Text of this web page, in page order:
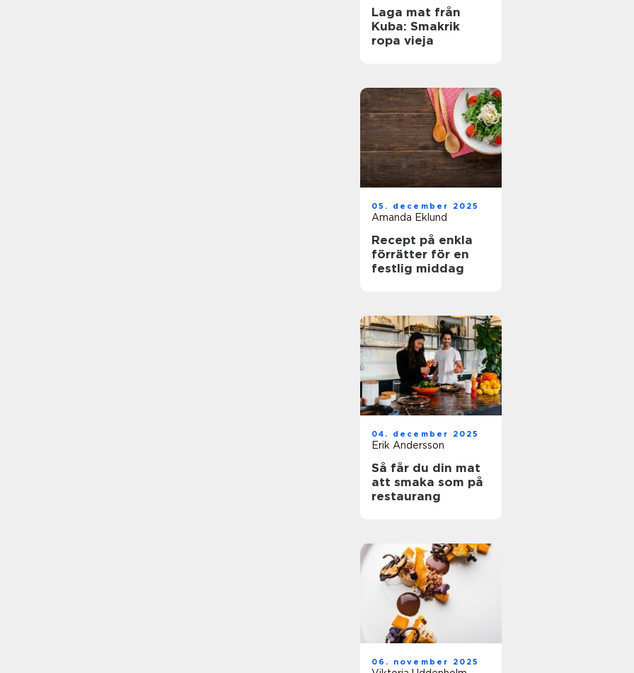
Laga mat från
Kuba: Smakrik
ropa vieja
05. december 2025
Amanda Eklund
Recept på enkla
förrätter för en
festlig middag
04. december 2025
Erik Andersson
Så får du din mat
att smaka som på
restaurang
06. november 2025